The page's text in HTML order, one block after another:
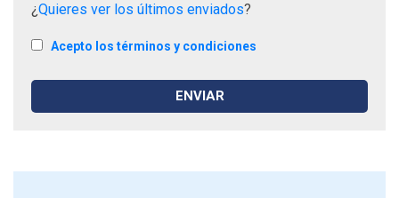
¿Quieres ver los últimos enviados?
Acepto los términos y condiciones